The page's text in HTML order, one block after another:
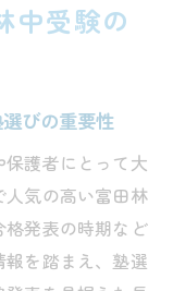
中受験の
びの重要性
護者にとって大
人気の高い富田林
発表の時期など
を踏まえ、塾選